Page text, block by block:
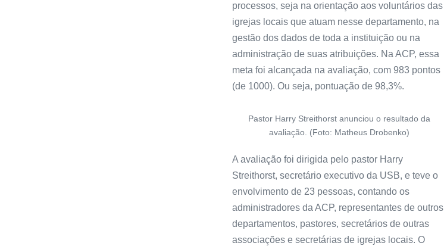
processos, seja na orientação aos voluntários das
igrejas locais que atuam nesse departamento, na
gestão dos dados de toda a instituição ou na
administração de suas atribuições. Na ACP, essa
meta foi alcançada na avaliação, com 983 pontos
(de 1000). Ou seja, pontuação de 98,3%.
Pastor Harry Streithorst anunciou o resultado da
avaliação. (Foto: Matheus Drobenko)
A avaliação foi dirigida pelo pastor Harry
Streithorst, secretário executivo da USB, e teve o
envolvimento de 23 pessoas, contando os
administradores da ACP, representantes de outros
departamentos, pastores, secretários de outras
associações e secretárias de igrejas locais. O